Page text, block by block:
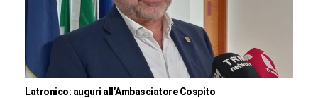
Latronico: auguri all’Ambasciatore Cospito